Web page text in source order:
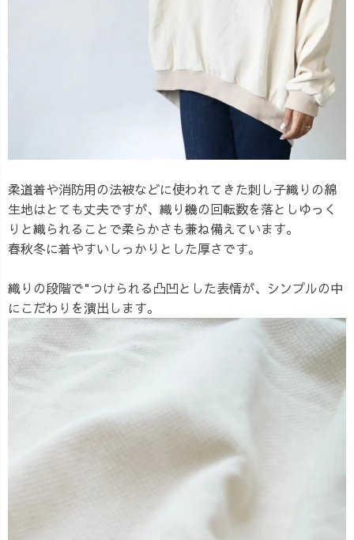
柔道着や消防用の法被などに使われてきた刺し子織りの綿
生地はとても丈夫ですが、織り機の回転数を落としゆっく
りと織られることで柔らかさも兼ね備えています。
春秋冬に着やすいしっかりとした厚さです。
織りの段階で"つけられる凸凹とした表情が、シンプルの中
にこだわりを演出します。